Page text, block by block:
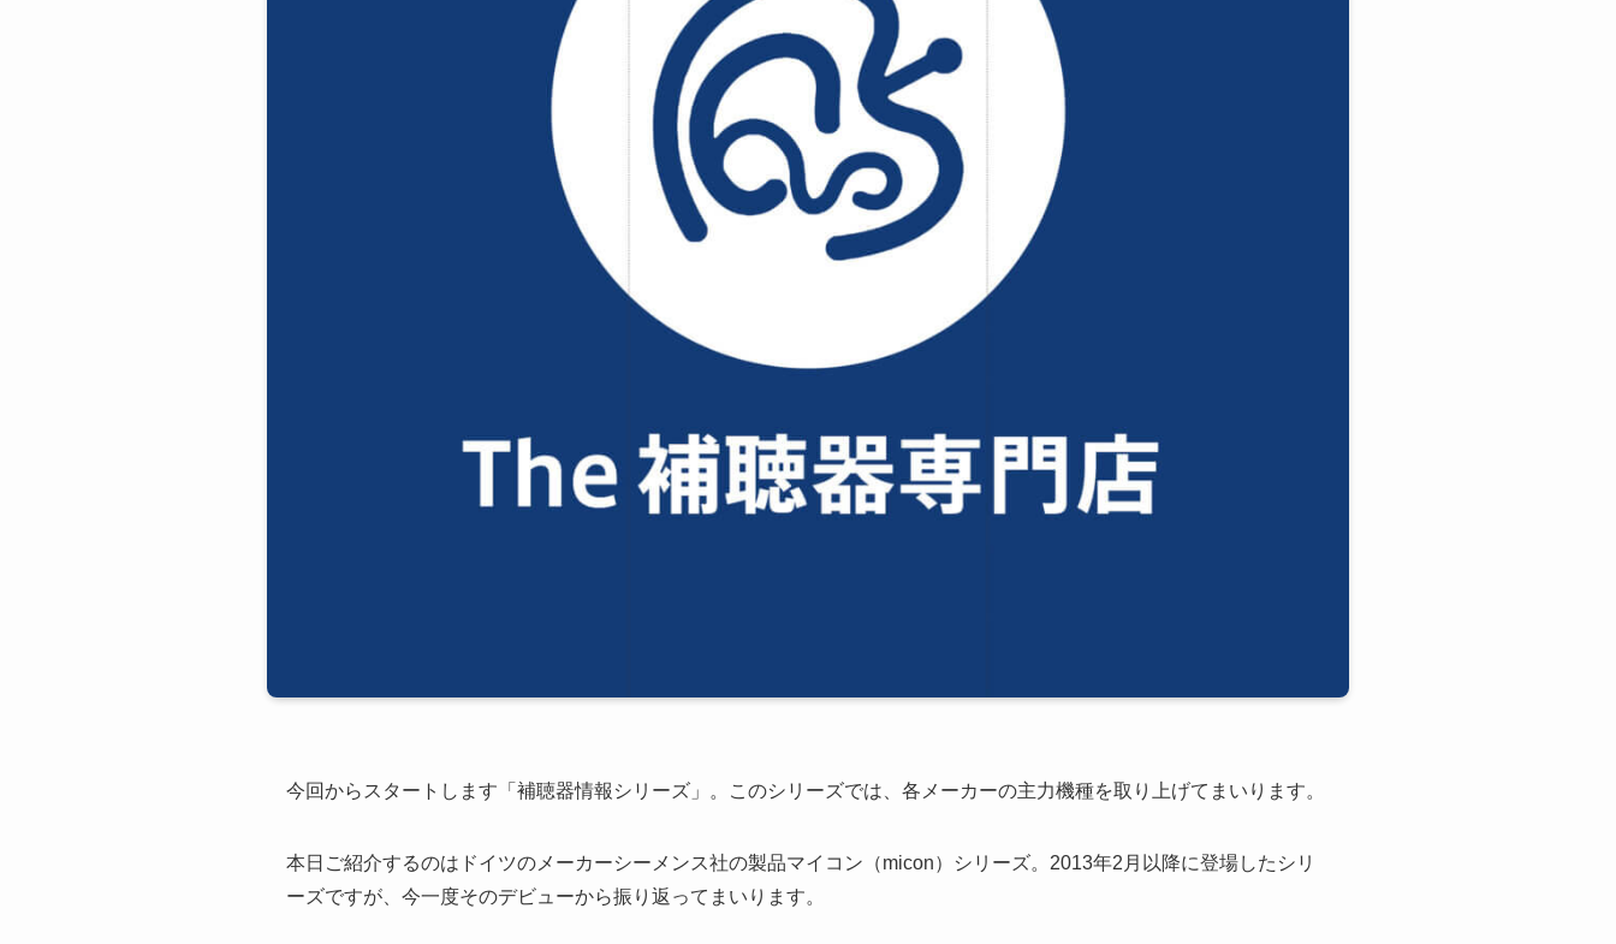
今回からスタートします「補聴器情報シリーズ」。このシリーズでは、各メーカーの主力機種を取り上げてまいります。
本日ご紹介するのはドイツのメーカーシーメンス社の製品マイコン（micon）シリーズ。2013年2月以降に登場したシリ
ーズですが、今一度そのデビューから振り返ってまいります。